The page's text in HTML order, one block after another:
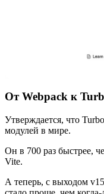
От Webpack к
Утверждается, что
модулей в мире.
Он в 700 раз быстрее,
Vite.
А теперь, с выходом